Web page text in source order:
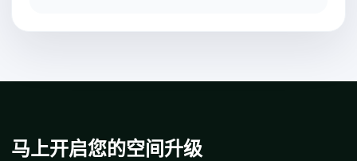
马上开启您的空间升级